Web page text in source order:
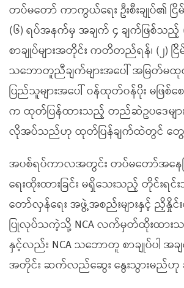
တပ်မတော် ကာကွယ်ရေး ဦးစီးချုပ်၏ ငြိမ်း
(၆) ရပ်အနက်မှ အချက် ၄ ချက်ဖြစ်သ
စာချုပ်များအတိုင်း ကတိတည်ရန်၊ (၂) ငြိမ်
သဘောတူညီချက်များအပေါ် အမြတ်မထု
ပြည်သူများအပေါ် ဝန်ထုတ်ဝန်ပိုး မဖြစ်စ
က ထုတ်ပြန်ထားသည့် တည်ဆဲဥပဒေမျ
လိုအပ်သည်ဟု ထုတ်ပြန်ချက်ထဲတွင် တွ
အပစ်ရပ်ကာလအတွင်း တပ်မတော်အနေ
ရေးထိုးထားခြင်း မရှိသေးသည့် တိုင်း
တော်လှန်ရေး အဖွဲ့အစည်းများနှင့် ညှိနှိုင်းဆွ
ပြုလုပ်သကဲ့သို့ NCA လက်မှတ်ထိုးထား
နှင့်လည်း NCA သဘောတူ စာချုပ်ပါ အ
အတိုင်း ဆက်လည်ဆွေး နွေးသွားမည်